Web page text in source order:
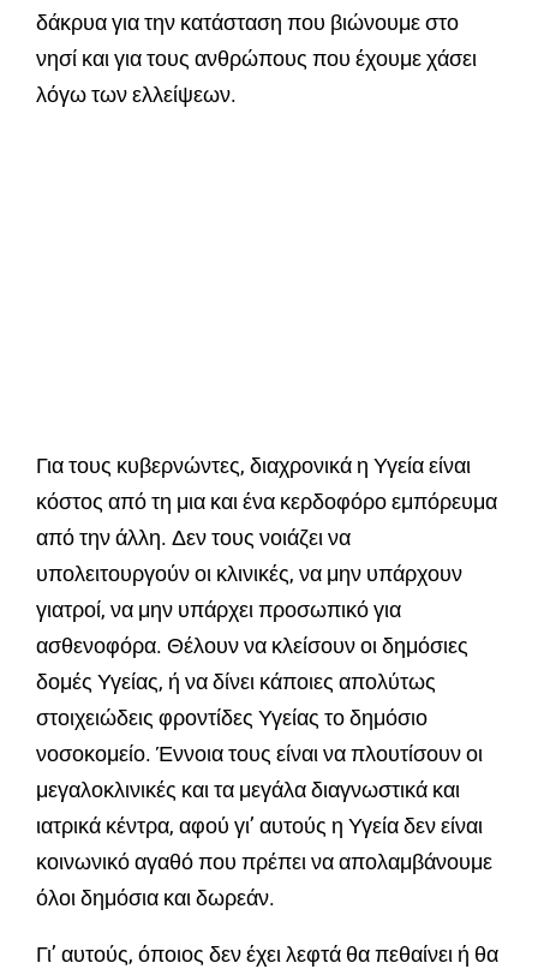
δάκρυα για την κατάσταση που βιώνουμε στο
νησί και για τους ανθρώπους που έχουμε χάσει
λόγω των ελλείψεων.
Για τους κυβερνώντες, διαχρονικά η Υγεία είναι
κόστος από τη μια και ένα κερδοφόρο εμπόρευμα
από την άλλη. Δεν τους νοιάζει να
υπολειτουργούν οι κλινικές, να μην υπάρχουν
γιατροί, να μην υπάρχει προσωπικό για
ασθενοφόρα. Θέλουν να κλείσουν οι δημόσιες
δομές Υγείας, ή να δίνει κάποιες απολύτως
στοιχειώδεις φροντίδες Υγείας το δημόσιο
νοσοκομείο. Έννοια τους είναι να πλουτίσουν οι
μεγαλοκλινικές και τα μεγάλα διαγνωστικά και
ιατρικά κέντρα, αφού γι’ αυτούς η Υγεία δεν είναι
κοινωνικό αγαθό που πρέπει να απολαμβάνουμε
όλοι δημόσια και δωρεάν.
Γι’ αυτούς, όποιος δεν έχει λεφτά θα πεθαίνει ή θα